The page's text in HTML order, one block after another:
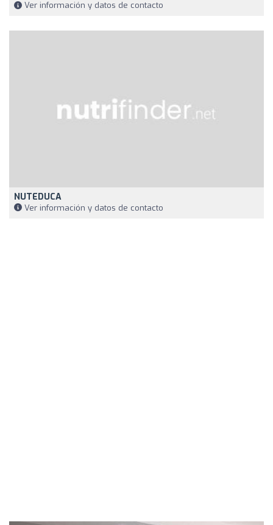
Ver información y datos de contacto
NUTEDUCA
Ver información y datos de contacto